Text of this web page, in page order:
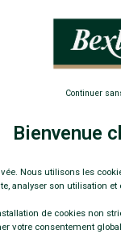
Bienvenue
Nous utilisons les
analyser son utilisation
de cookies non
votre consentement
Continuer